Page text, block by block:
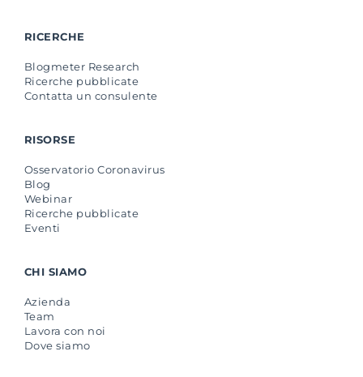
RICERCHE
Blogmeter Research
Ricerche pubblicate
Contatta un consulente
RISORSE
Osservatorio Coronavirus
Blog
Webinar
Ricerche pubblicate
Eventi
CHI SIAMO
Azienda
Team
Lavora con noi
Dove siamo